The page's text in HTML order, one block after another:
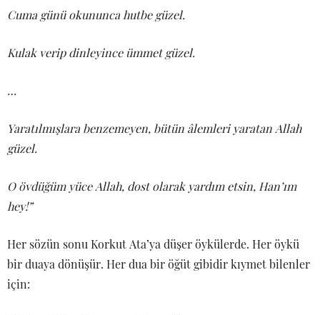
Cuma günü okununca hutbe güzel.
Kulak verip dinleyince ümmet güzel.
…
Yaratılmışlara benzemeyen, bütün âlemleri yaratan Allah
güzel.
O övdüğüm yüce Allah, dost olarak yardım etsin, Han’ım
hey!”
Her sözün sonu Korkut Ata’ya düşer öykülerde. Her öykü
bir duaya dönüşür. Her dua bir öğüt gibidir kıymet bilenler
için: